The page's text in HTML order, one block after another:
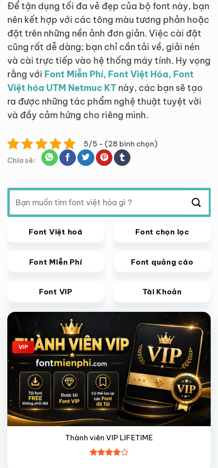
Để tận dụng tối đa vẻ đẹp của bộ font này, bạn
nên kết hợp với các tông màu tương phản hoặc
đặt trên những nền ảnh đơn giản. Việc cài đặt
cũng rất dễ dàng; bạn chỉ cần tải về, giải nén
và cài trực tiếp vào hệ thống máy tính. Hy vọng
rằng với Font Miễn Phí, Font Việt Hóa, Font
Việt hóa UTM Netmuc KT này, các bạn sẽ tạo
ra được những tác phẩm nghệ thuật tuyệt vời
và đầy cảm hứng cho riêng mình.
5/5 - (28 bình chọn)
Chia sẽ:
Tìm
kiếm:
Font Việt hoá Font chọn lọc
Font Miễn Phí Font quảng cáo
Font VIP Tài Khoản
Giảm giá!
VIP
Thành viên VIP LIFETIME